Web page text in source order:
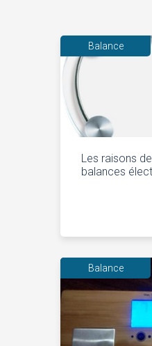
Balance
Les raisons
balances
Balance